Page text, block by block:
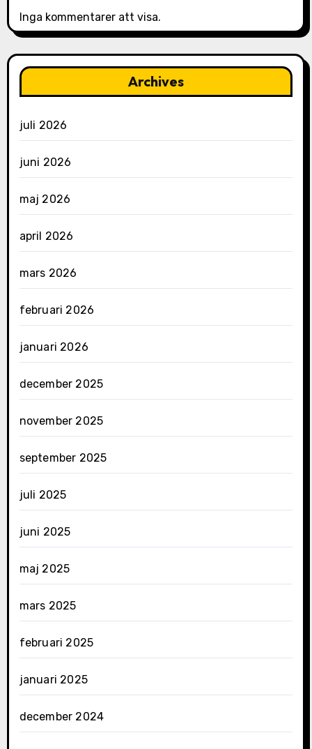
Inga kommentarer att visa.
Archives
juli 2026
juni 2026
maj 2026
april 2026
mars 2026
februari 2026
januari 2026
december 2025
november 2025
september 2025
juli 2025
juni 2025
maj 2025
mars 2025
februari 2025
januari 2025
december 2024